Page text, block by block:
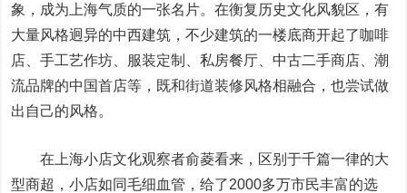
象，成为上海气质的一张名片。在衡复历史文化风貌区，有
大量风格迥异的中西建筑，不少建筑的一楼底商开起了咖啡
店、手工艺作坊、服装定制、私房餐厅、中古二手商店、潮
流品牌的中国首店等，既和街道装修风格相融合，也尝试做
出自己的风格。
在上海小店文化观察者俞菱看来，区别于千篇一律的大
型商超，小店如同毛细血管，给了2000多万市民丰富的选